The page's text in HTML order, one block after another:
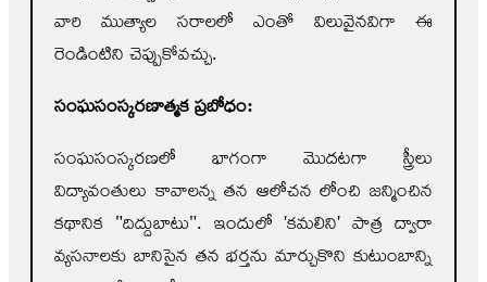
వారి ముత్యాల సరాలలో ఎంతో విలువైనవిగా ఈ
రెండింటిని చెప్పుకోవచ్చు.
సంఘసంస్కరణాత్మక ప్రబోధం:
సంఘసంస్కరణలో భాగంగా మొదటగా స్త్రీలు
విద్యావంతులు కావాలన్న తన ఆలోచన లోంచి జన్మించిన
కథానిక "దిద్దుబాటు". ఇందులో 'కమలిని' పాత్ర ద్వారా
వ్యసనాలకు బానిసైన తన భర్తను మార్చుకొని కుటుంబాన్ని